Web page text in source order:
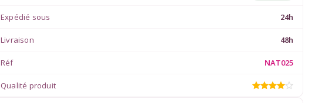
Expédié sous 24h
Livraison 48h
Réf NAT025
Qualité produit